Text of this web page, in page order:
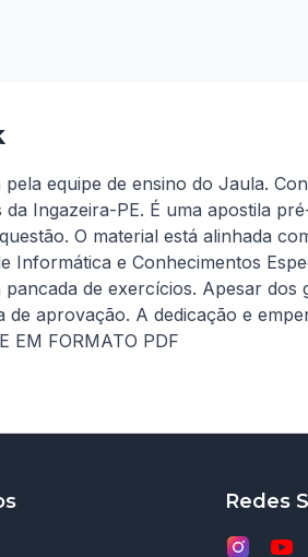
equipe de ensino do Jaula.
Ingazeira-PE. É uma apostila
O material está alinhada
Informática e Conhecimentos
de exercícios. Apesar
aprovação. A dedicação e
EM FORMATO PDF
Redes